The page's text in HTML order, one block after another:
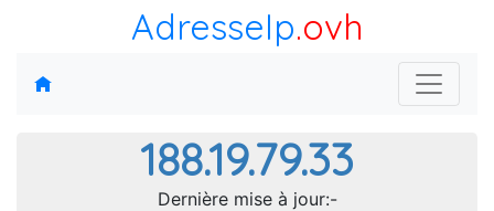
AdresseIp.ovh
188.19.79.33
Dernière mise à jour:-